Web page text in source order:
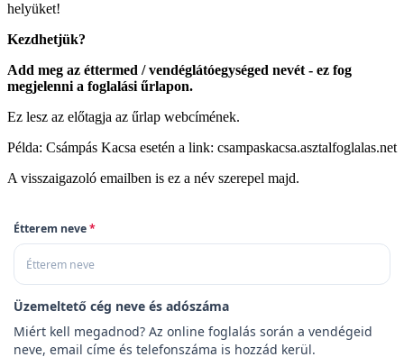
helyüket!
Kezdhetjük?
Add meg az éttermed / vendéglátóegységed nevét - ez fog
megjelenni a foglalási űrlapon.
Ez lesz az előtagja az űrlap webcímének.
Példa: Csámpás Kacsa esetén a link: csampaskacsa.asztalfoglalas.net
A visszaigazoló emailben is ez a név szerepel majd.